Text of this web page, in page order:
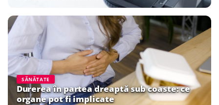
SĂNĂTATE
Durerea în partea dreaptă sub coaste: ce
organe pot fi implicate